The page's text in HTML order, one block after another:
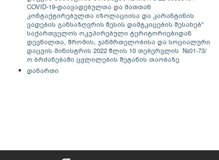
COVID-19-დაავადებულთა და მათთან
კონტაქტირებულთა იზოლაციისა და კარანტინის
ვადების განსაზღვრის წესის დამტკიცების შესახებ"
საქართველოს ოკუპირებული ტერიტორიებიდან
დევნილთა, შრომის, ჯანმრთელობისა და სოციალური
დაცვის მინისტრის 2022 წლის 10 თებერვლის №01-73/
ო ბრძანებაში ცვლილების შეტანის თაობაზე
დანართი